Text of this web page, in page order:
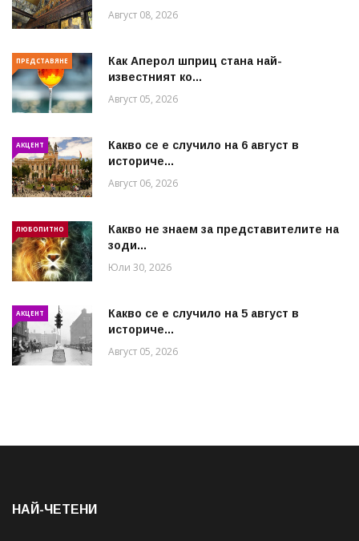
Август 08, 2026
ПРЕДСТАВЯНЕ
Как Аперол шприц стана най-
известният ко...
Август 05, 2026
АКЦЕНТ
Какво се е случило на 6 август в
историче...
Август 06, 2026
ЛЮБОПИТНО
Какво не знаем за представителите на
зоди...
Юли 30, 2026
АКЦЕНТ
Какво се е случило на 5 август в
историче...
Август 05, 2026
НАЙ-ЧЕТЕНИ